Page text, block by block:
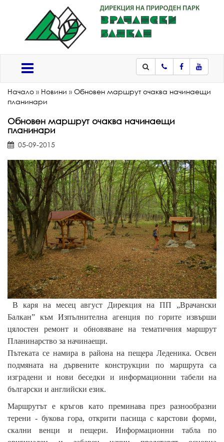
ТелефонFacebook
Начало » Новини » Обновен маршрут очаква начинаещи
планинари
Обновен маршрут очаква начинаещи
планинари
05-09-2015
В каря на месец август Дирекция на ПП „Врачански
Балкан” към Изпълнителна агенция по горите извърши
цялостен ремонт и обновяване на тематичния маршрут
Планинарство за начинаещи.
Пътеката се намира в района на пещера Леденика. Освен
подмяната на дървените конструкции по маршрута са
изградени и нови беседки и информационни табели на
български и английски език.
Маршрутът е кръгов като преминава през разнообразни
терени - букова гора, открити пасища с карстови форми,
скални венци и пещери. Информационни табла по